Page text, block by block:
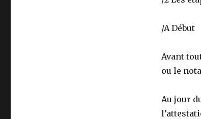
/A Début
Avant
ou le
Au jour